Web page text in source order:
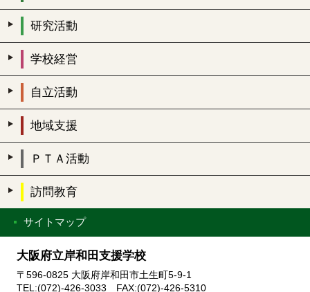
研究活動
学校経営
自立活動
地域支援
ＰＴＡ活動
訪問教育
サイトマップ
大阪府立岸和田支援学校
〒596-0825 大阪府岸和田市土生町5-9-1
TEL:(072)-426-3033 FAX:(072)-426-5310